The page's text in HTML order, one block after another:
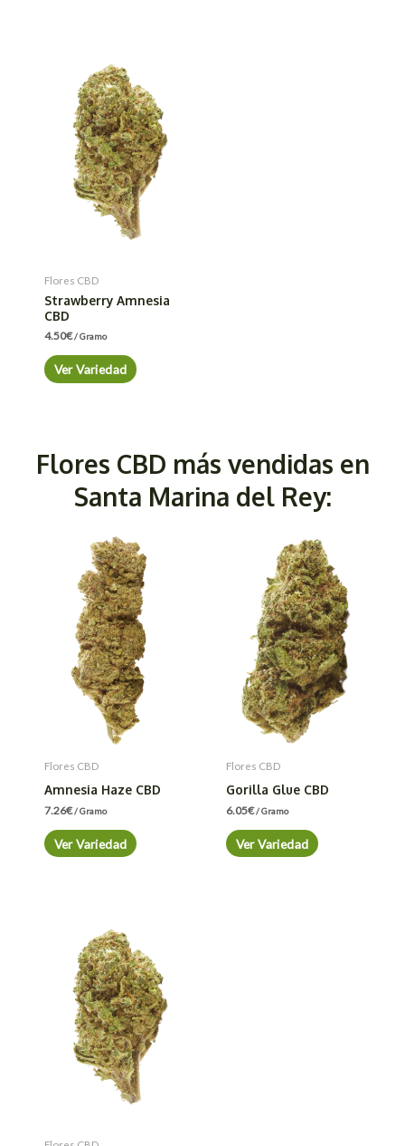
Flores CBD
Strawberry Amnesia
CBD
4.50€/ Gramo
Ver Variedad
Flores CBD más vendidas en
Santa Marina del Rey:
Flores CBD
Amnesia Haze CBD
7.26€/ Gramo
Ver Variedad
Flores CBD
Gorilla Glue CBD
6.05€/ Gramo
Ver Variedad